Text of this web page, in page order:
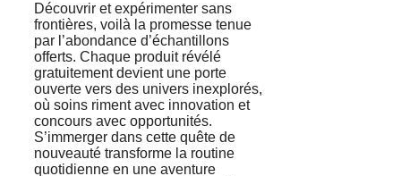
Découvrir et expérimenter sans
frontières, voilà la promesse tenue
par l’abondance d’échantillons
offerts. Chaque produit révélé
gratuitement devient une porte
ouverte vers des univers inexplorés,
où soins riment avec innovation et
concours avec opportunités.
S’immerger dans cette quête de
nouveauté transforme la routine
quotidienne en une aventure